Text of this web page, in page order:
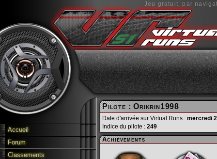
Jeu gratuit, par
Accueil
Forum
Classements
Pilote : Orikrin1998
Date d'arrivée sur Virtual Runs : mercredi
Indice du pilote : 249
Achievements